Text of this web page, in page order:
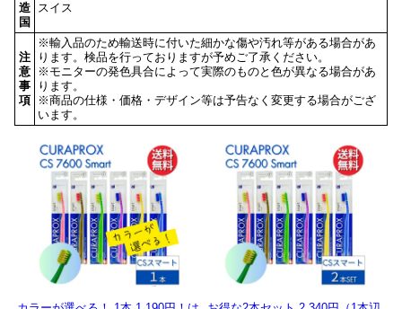
造
国
スイス
注
意
事
項
※輸入品のため輸送時に付いた細かな傷や汚れ等がある場合があ
ります。検品を行っておりますが予めご了承ください。
※モニターの発色具合によって実際のものと色が異なる場合があ
ります。
※商品の仕様・価格・デザイン等は予告なく変更する場合がござ
います。